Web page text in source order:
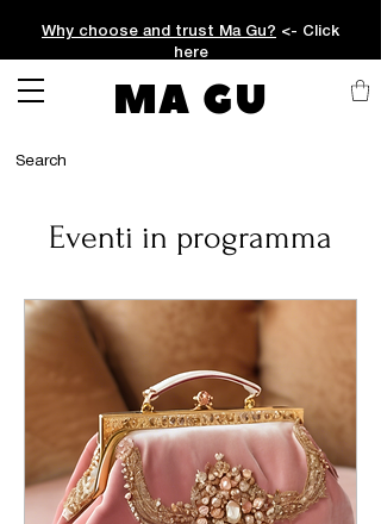
Why choose and trust Ma Gu? <- Click
here
MA GU
Eventi in programma